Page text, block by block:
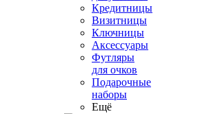
Кредитницы
Визитницы
Ключницы
Аксессуары
Футляры
для очков
Подарочные
наборы
Ещё